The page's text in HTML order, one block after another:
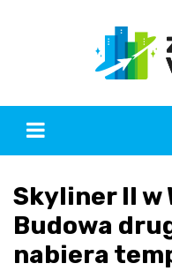
Skyliner II w
Budowa
nabiera